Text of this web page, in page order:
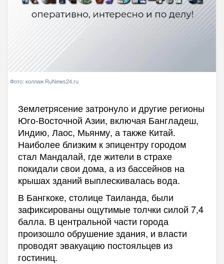
Фото: коллаж RuNews24.ru
Землетрясение затронуло и другие регионы
Юго-Восточной Азии, включая Бангладеш,
Индию, Лаос, Мьянму, а также Китай.
Наиболее близким к эпицентру городом
стал Мандалай, где жители в страхе
покидали свои дома, а из бассейнов на
крышах зданий выплескивалась вода.
В Бангкоке, столице Таиланда, были
зафиксированы ощутимые толчки силой 7,4
балла. В центральной части города
произошло обрушение здания, и власти
проводят эвакуацию постояльцев из
гостиниц.